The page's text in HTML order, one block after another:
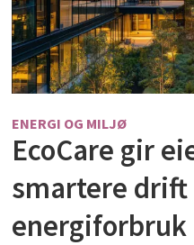
ENERGI OG MILJØ
EcoCare gir
smartere drift
energiforbruk